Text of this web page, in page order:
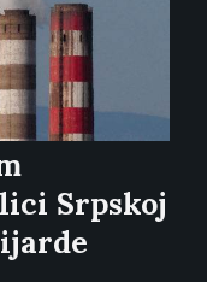
Srpskoj